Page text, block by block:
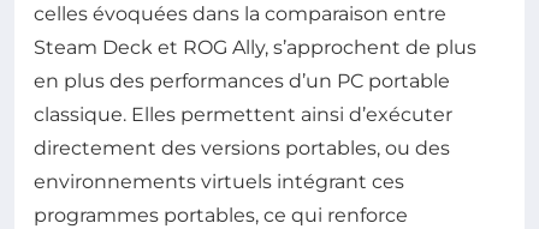
celles évoquées dans la comparaison entre
Steam Deck et ROG Ally, s’approchent de plus
en plus des performances d’un PC portable
classique. Elles permettent ainsi d’exécuter
directement des versions portables, ou des
environnements virtuels intégrant ces
programmes portables, ce qui renforce